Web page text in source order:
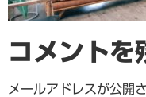
コメントを
メールアドレスが公開